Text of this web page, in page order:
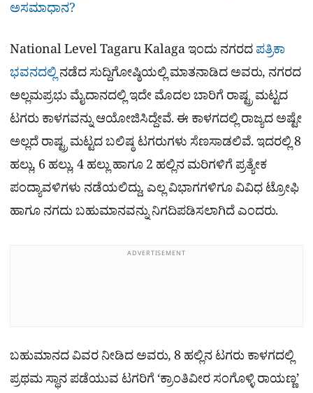
ಅಸಮಾಧಾನ?
National Level Tagaru Kalaga ಇಂದು ನಗರದಪತ್ರಿಕಾ
ಭವನದಲ್ಲಿನಡೆದ ಸುದ್ದಿಗೋಷ್ಠಿಯಲ್ಲಿ ಮಾತನಾಡಿದ ಅವರು, ನಗರದ
ಅಲ್ಲಮಪ್ರಭು ಮೈದಾನದಲ್ಲಿ ಇದೇ ಮೊದಲ ಬಾರಿಗೆ ರಾಷ್ಟ್ರ ಮಟ್ಟದ
ಟಗರು ಕಾಳಗವನ್ನು ಆಯೋಜಿಸಿದ್ದೇವೆ. ಈ ಕಾಳಗದಲ್ಲಿ ರಾಜ್ಯದ ಅಷ್ಟೇ
ಅಲ್ಲದೆ ರಾಷ್ಟ್ರ ಮಟ್ಟದ ಬಲಿಷ್ಠ ಟಗರುಗಳು ಸೆಣಸಾಡಲಿವೆ. ಇದರಲ್ಲಿ 8
ಹಲ್ಲು, 6 ಹಲ್ಲು, 4 ಹಲ್ಲು ಹಾಗೂ 2 ಹಲ್ಲಿನ ಮರಿಗಳಿಗೆ ಪ್ರತ್ಯೇಕ
ಪಂದ್ಯಾವಳಿಗಳು ನಡೆಯಲಿದ್ದು, ಎಲ್ಲ ವಿಭಾಗಗಳಿಗೂ ವಿವಿಧ ಟ್ರೋಫಿ
ಹಾಗೂ ನಗದು ಬಹುಮಾನವನ್ನು ನಿಗದಿಪಡಿಸಲಾಗಿದೆ ಎಂದರು.
ADVERTISEMENT
ಬಹುಮಾನದ ವಿವರ ನೀಡಿದ ಅವರು, 8 ಹಲ್ಲಿನ ಟಗರು ಕಾಳಗದಲ್ಲಿ
ಪ್ರಥಮ ಸ್ಥಾನ ಪಡೆಯುವ ಟಗರಿಗೆ ‘ಕ್ರಾಂತಿವೀರ ಸಂಗೊಳ್ಳಿ ರಾಯಣ್ಣ’